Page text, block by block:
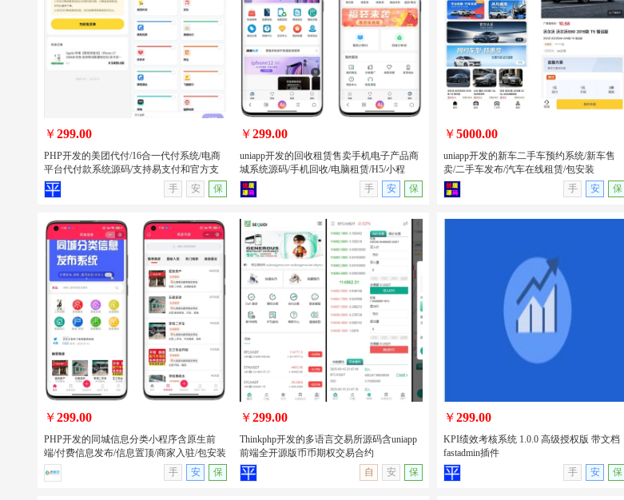
唯美2026新版星域社区开源 社区软件三
端APP源码
无演示
PHP开发的班级学生表现记录积分抽奖
系统源码/班级学生表现信息系统/全开
源
无演示
PHP开发的卡密分发系统源码/自动发卡
平台源码卡密系统/附后台管理
无演示
PHP开发的美团代付/16合一代付系统/电
商平台代付款系统源码/支持易支付和官
无演示
￥299.00
PHP开发的美团代付/16合一代付系统/电商
平台代付款系统源码/支持易支付和官方支
付
手 安 保
uniapp开发的回收租赁售卖手机电子产
品商城系统源码/手机回收/电脑租赁/H5/
小程序/APP
无演示
￥299.00
uniapp开发的回收租赁售卖手机电子产品商
城系统源码/手机回收/电脑租赁/H5/小程
序/APP
手 安 保
uniapp开发的新车二手车预约系统/新车
售卖/二手车发布/汽车在线租赁/包安装
无演示
￥5000.00
uniapp开发的新车二手车预约系统/新车售
卖/二手车发布/汽车在线租赁/包安装
手
安 保
￥299.00
PHP开发的同城信息分类小程序含原生前
端/付费信息发布/信息置顶/商家入驻/包安装
手
安 保
￥299.00
Thinkphp开发的多语言交易所源码含uniapp
前端全开源版币币期权交易合约
自
安 保
￥299.00
KPI绩效考核系统 1.0.0 高级授权版 带文档
fastadmin插件
手
安 保